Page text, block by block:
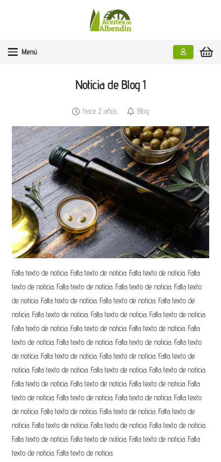
Menú
Noticia de Blog 1
hace 2 años Blog
Falta texto de noticia. Falta texto de noticia. Falta texto de noticia. Falta
texto de noticia. Falta texto de noticia. Falta texto de noticia. Falta texto
de noticia. Falta texto de noticia. Falta texto de noticia. Falta texto de
noticia. Falta texto de noticia. Falta texto de noticia. Falta texto de noticia.
Falta texto de noticia. Falta texto de noticia. Falta texto de noticia. Falta
texto de noticia. Falta texto de noticia. Falta texto de noticia. Falta texto
de noticia. Falta texto de noticia. Falta texto de noticia. Falta texto de
noticia. Falta texto de noticia. Falta texto de noticia. Falta texto de noticia.
Falta texto de noticia. Falta texto de noticia. Falta texto de noticia. Falta
texto de noticia. Falta texto de noticia. Falta texto de noticia. Falta texto
de noticia. Falta texto de noticia. Falta texto de noticia. Falta texto de
noticia. Falta texto de noticia. Falta texto de noticia. Falta texto de noticia.
Falta texto de noticia. Falta texto de noticia. Falta texto de noticia. Falta
texto de noticia. Falta texto de noticia.